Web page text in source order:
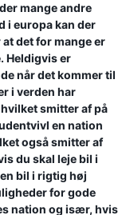
mange andre
i europa kan der
det for mange er
Heldigvis er
når det kommer til
i verden har
smitter af på
en nation
også smitter af
du skal leje bil i
bil i rigtig høj
for gode
nation og især, hvis